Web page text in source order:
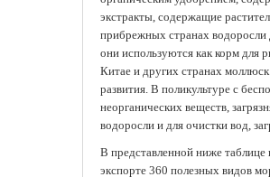
экстракты, содержащие
прибрежных странах водоросли
они используются как корм для
Китае и других странах
развития. В поликультуре с
неорганических веществ,
водоросли и для очистки вод,
В представленной ниже
экспорте 360 полезных видов